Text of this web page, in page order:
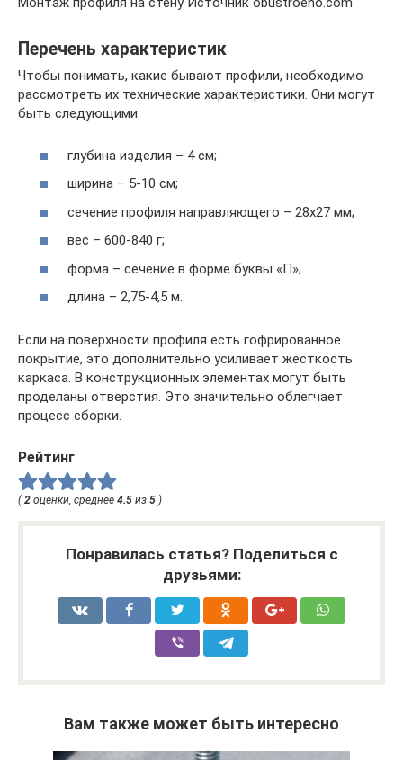
Перечень характеристик
Чтобы понимать, какие бывают профили, необходимо
рассмотреть их технические характеристики. Они могут
быть следующими:
глубина изделия – 4 см;
ширина – 5-10 см;
сечение профиля направляющего – 28х27 мм;
вес – 600-840 г;
форма – сечение в форме буквы «П»;
длина – 2,75-4,5 м.
Если на поверхности профиля есть гофрированное
покрытие, это дополнительно усиливает жесткость
каркаса. В конструкционных элементах могут быть
проделаны отверстия. Это значительно облегчает
процесс сборки.
Рейтинг
( 2 оценки, среднее 4.5 из 5 )
Понравилась статья? Поделиться с
друзьями:
Вам также может быть интересно